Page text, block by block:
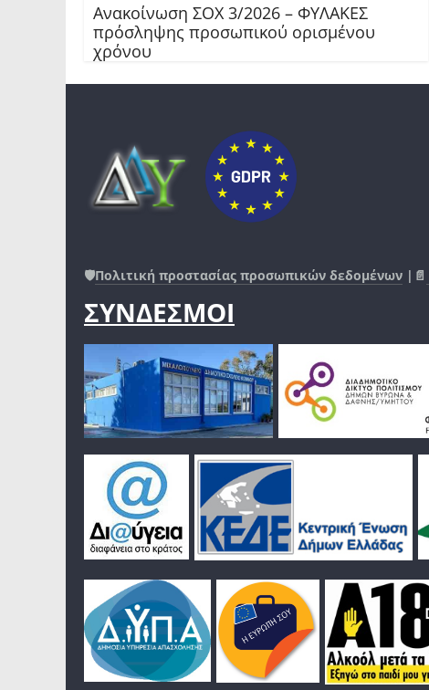
Ανακοίνωση ΣΟΧ 3/2026 – ΦΥΛΑΚΕΣ
πρόσληψης προσωπικού ορισμένου
χρόνου
🛡️Πολιτική προστασίας προσωπικών δεδομένων |📄
ΣΥΝΔΕΣΜΟΙ